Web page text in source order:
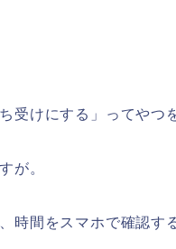
受けにする」ってやつ
が。
時間をスマホで確認す